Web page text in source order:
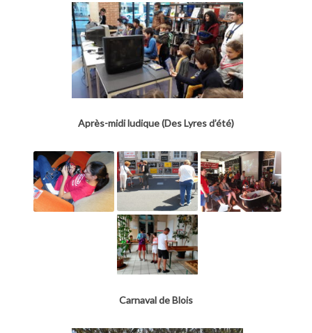
Après-midi ludique (Des Lyres d’été)
Carnaval de Blois